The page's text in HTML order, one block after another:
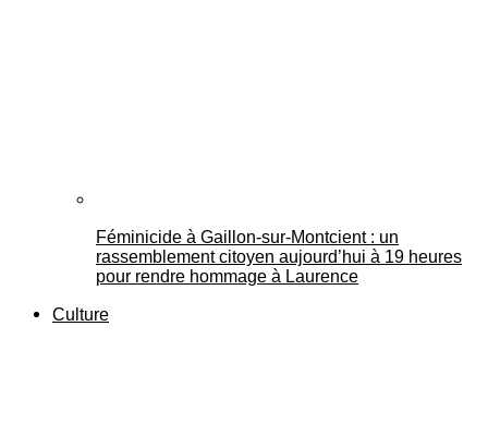
Féminicide à Gaillon‑sur‑Montcient : un
rassemblement citoyen aujourd’hui à 19 heures
pour rendre hommage à Laurence
Culture